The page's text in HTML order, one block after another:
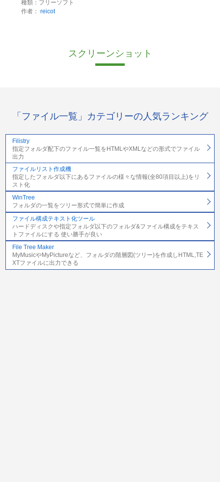
種類：フリーソフト
作者： reicot
スクリーンショット
「ファイル一覧」カテゴリーの人気ランキング
Filistry
指定フォルダ配下のファイル一覧をHTMLやXMLなどの形式でファイル
出力
ファイルリスト作成機
指定したフォルダ以下にあるファイルの様々な情報(全80項目以上)をリ
スト化
WinTree
フォルダの一覧をツリー形式で簡単に作成
ファイル構成テキスト化ツール
ハードディスクや指定フォルダ以下のフォルダ&ファイル構成をテキス
トファイルにする 使い勝手が良い
File Tree Maker
MyMusicやMyPictureなど、フォルダの階層図(ツリー)を作成しHTML,TE
XTファイルに出力できる